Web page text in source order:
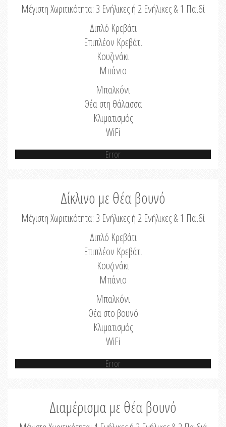
Μέγιστη Χωριτικότητα: 3 Ενήλικες ή 2 Ενήλικες & 1 Παιδί
Διπλό Κρεβάτι
Επιπλέον Κρεβάτι
Κουζινάκι
Μπάνιο
Μπαλκόνι
Θέα στη θάλασσα
Κλιματισμός
WiFi
Error
Δίκλινο με θέα βουνό
Μέγιστη Χωριτικότητα: 3 Ενήλικες ή 2 Ενήλικες & 1 Παιδί
Διπλό Κρεβάτι
Επιπλέον Κρεβάτι
Κουζινάκι
Μπάνιο
Μπαλκόνι
Θέα στο βουνό
Κλιματισμός
WiFi
Error
Διαμέρισμα με θέα βουνό